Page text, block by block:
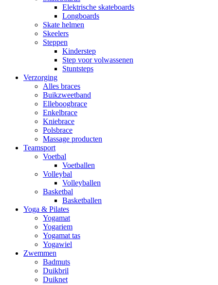
Elektrische skateboards
Longboards
Skate helmen
Skeelers
Steppen
Kinderstep
Step voor volwassenen
Stuntsteps
Verzorging
Alles braces
Buikzweetband
Elleboogbrace
Enkelbrace
Kniebrace
Polsbrace
Massage producten
Teamsport
Voetbal
Voetballen
Volleybal
Volleyballen
Basketbal
Basketballen
Yoga & Pilates
Yogamat
Yogariem
Yogamat tas
Yogawiel
Zwemmen
Badmuts
Duikbril
Duiknet